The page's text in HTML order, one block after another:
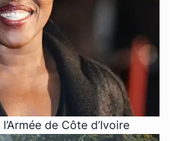
de Côte d’Ivoire